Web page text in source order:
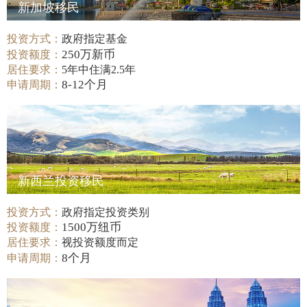
新加坡移民
投资方式：政府指定基金
投资额度： 250万新币
居住要求： 5年中住满2.5年
申请周期：8-12个月
新西兰投资移民
投资方式：政府指定投资类别
投资额度： 1500万纽币
居住要求：视投资额度而定
申请周期：8个月